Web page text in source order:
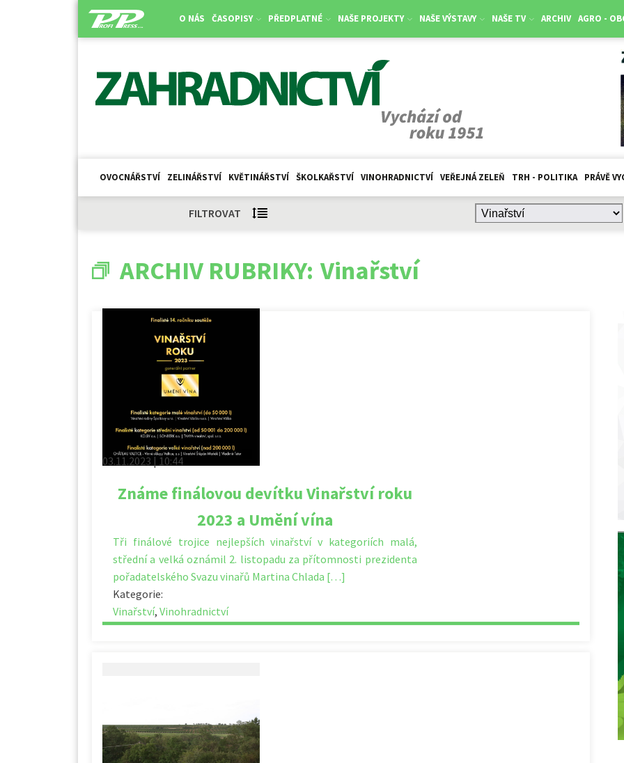
O NÁS ČASOPISY PŘEDPLATNÉ NAŠE PROJEKTY NAŠE VÝSTAVY NAŠE TV ARCHIV AGRO -
OVOCNÁŘSTVÍ ZELINÁŘSTVÍ KVĚTINÁŘSTVÍ ŠKOLKAŘSTVÍ VINOHRADNICTVÍ VEŘEJNÁ ZELEŇ TRH - POLITIKA PRÁVĚ
FILTROVAT
ARCHIV RUBRIKY: Vinařství
03.11.2023 | 10:44
Známe finálovou devítku Vinařství roku
2023 a Umění vína
Tři finálové trojice nejlepších vinařství v kategoriích malá,
střední a velká oznámil 2. listopadu za přítomnosti prezidenta
pořadatelského Svazu vinařů Martina Chlada […]
Kategorie:
Vinařství, Vinohradnictví